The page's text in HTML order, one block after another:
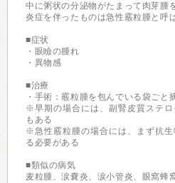
中に粥状の分泌物がたまって肉芽腫
炎症を伴ったものは急性霰粒腫と呼
■症状
・眼瞼の腫れ
・異物感
■治療
・手術：霰粒腫を包んでいる袋ごと
※早期の場合には、副腎皮質ステロ
もある
※急性霰粒腫の場合には、まず抗
る必要がある
■類似の病気
麦粒腫、涙嚢炎、涙小管炎、眼窩